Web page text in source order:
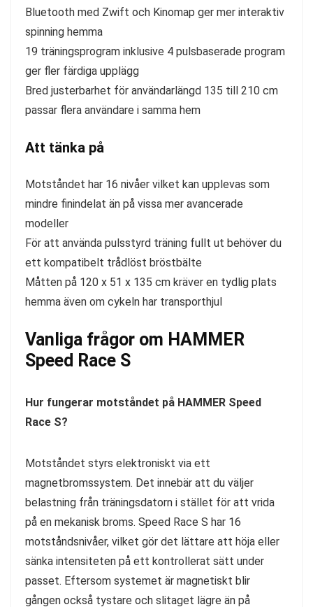
Bluetooth med Zwift och Kinomap ger mer interaktiv
spinning hemma
19 träningsprogram inklusive 4 pulsbaserade program
ger fler färdiga upplägg
Bred justerbarhet för användarlängd 135 till 210 cm
passar flera användare i samma hem
Att tänka på
Motståndet har 16 nivåer vilket kan upplevas som
mindre finindelat än på vissa mer avancerade
modeller
För att använda pulsstyrd träning fullt ut behöver du
ett kompatibelt trådlöst bröstbälte
Måtten på 120 x 51 x 135 cm kräver en tydlig plats
hemma även om cykeln har transporthjul
Vanliga frågor om HAMMER
Speed Race S
Hur fungerar motståndet på HAMMER Speed
Race S?
Motståndet styrs elektroniskt via ett
magnetbromssystem. Det innebär att du väljer
belastning från träningsdatorn i stället för att vrida
på en mekanisk broms. Speed Race S har 16
motståndsnivåer, vilket gör det lättare att höja eller
sänka intensiteten på ett kontrollerat sätt under
passet. Eftersom systemet är magnetiskt blir
gången också tystare och slitaget lägre än på